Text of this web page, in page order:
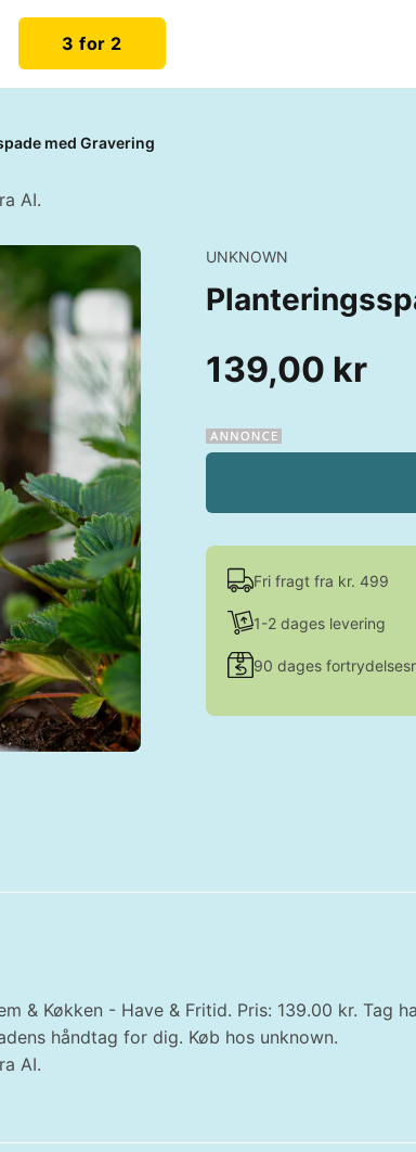
3 for 2
med Gravering
AI.
UNKNOWN
139,00 kr
Fri fragt fra kr. 499
1-2 dages levering
90 dages
& Køkken - Have & Fritid. Pris: 139.00 kr. Tag
håndtag for dig. Køb hos unknown.
AI.